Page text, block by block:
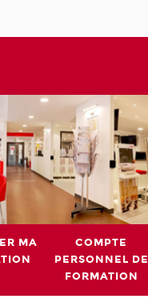
MA
COMPTE
PERSONNEL DE
FORMATION